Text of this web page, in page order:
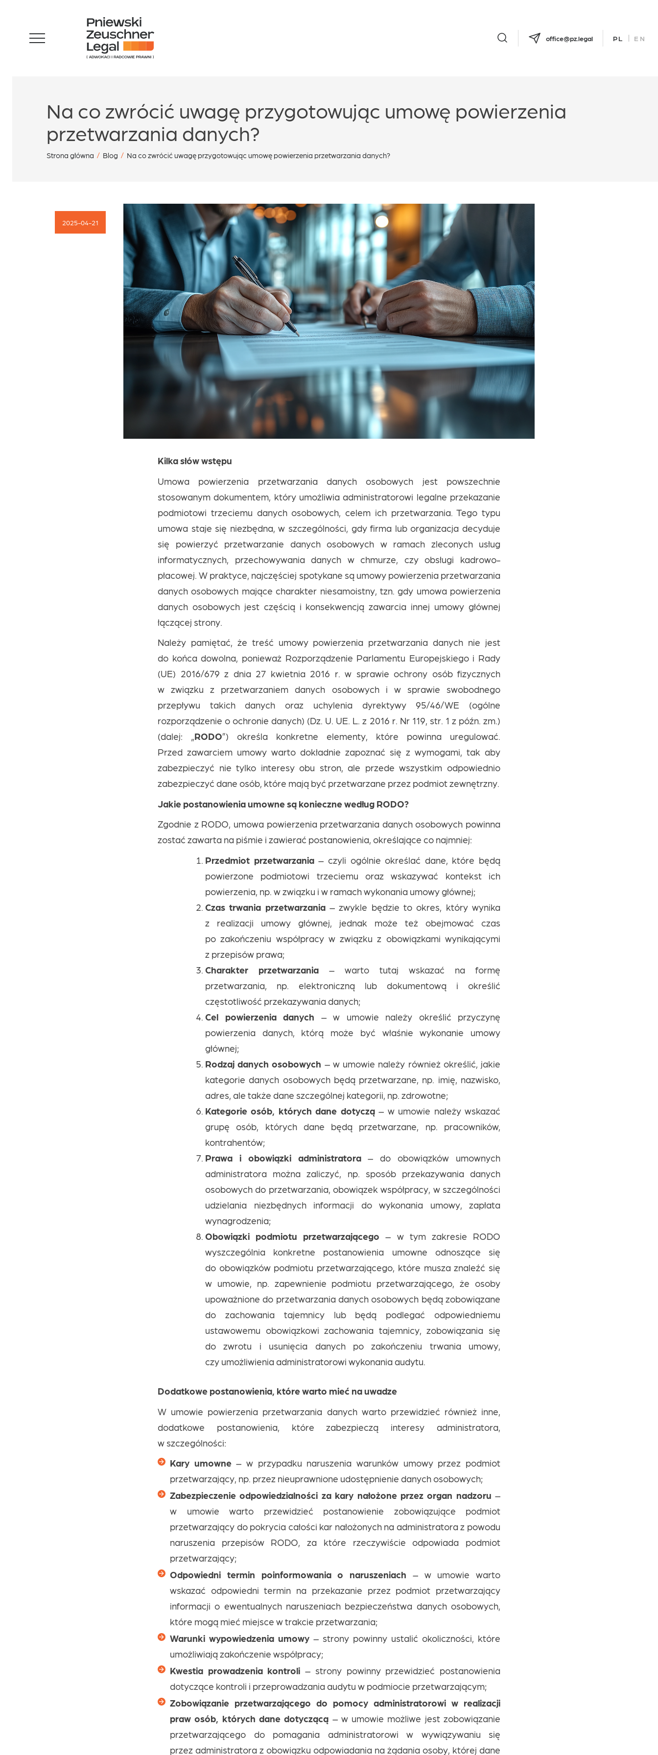
content
Sukcesy
Blog
Aktualności
office@pz.legal PL EN
Na co zwrócić uwagę przygotowując umowę powierzenia
przetwarzania danych?
Strona główna / Blog / Na co zwrócić uwagę przygotowując umowę powierzenia przetwarzania danych?
2025-04-21
Kilka słów wstępu
Umowa powierzenia przetwarzania danych osobowych jest powszechnie
stosowanym dokumentem, który umożliwia administratorowi legalne przekazanie
podmiotowi trzeciemu danych osobowych, celem ich przetwarzania. Tego typu
umowa staje się niezbędna, w szczególności, gdy firma lub organizacja decyduje
się powierzyć przetwarzanie danych osobowych w ramach zleconych usług
informatycznych, przechowywania danych w chmurze, czy obsługi kadrowo-
płacowej. W praktyce, najczęściej spotykane są umowy powierzenia przetwarzania
danych osobowych mające charakter niesamoistny, tzn. gdy umowa powierzenia
danych osobowych jest częścią i konsekwencją zawarcia innej umowy głównej
łączącej strony.
Należy pamiętać, że treść umowy powierzenia przetwarzania danych nie jest
do końca dowolna, ponieważ Rozporządzenie Parlamentu Europejskiego i Rady
(UE) 2016/679 z dnia 27 kwietnia 2016 r. w sprawie ochrony osób fizycznych
w związku z przetwarzaniem danych osobowych i w sprawie swobodnego
przepływu takich danych oraz uchylenia dyrektywy 95/46/WE (ogólne
rozporządzenie o ochronie danych) (Dz. U. UE. L. z 2016 r. Nr 119, str. 1 z późn. zm.)
(dalej: „ RODO”) określa konkretne elementy, które powinna uregulować.
Przed zawarciem umowy warto dokładnie zapoznać się z wymogami, tak aby
zabezpieczyć nie tylko interesy obu stron, ale przede wszystkim odpowiednio
zabezpieczyć dane osób, które mają być przetwarzane przez podmiot zewnętrzny.
Jakie postanowienia umowne są konieczne według RODO?
Zgodnie z RODO, umowa powierzenia przetwarzania danych osobowych powinna
zostać zawarta na piśmie i zawierać postanowienia, określające co najmniej:
Przedmiot przetwarzania– czyli ogólnie określać dane, które będą
powierzone podmiotowi trzeciemu oraz wskazywać kontekst ich
powierzenia, np. w związku i w ramach wykonania umowy głównej;
Czas trwania przetwarzania – zwykle będzie to okres, który wynika
z realizacji umowy głównej, jednak może też obejmować czas
po zakończeniu współpracy w związku z obowiązkami wynikającymi
z przepisów prawa;
Charakter przetwarzania – warto tutaj wskazać na formę
przetwarzania, np. elektroniczną lub dokumentową i określić
częstotliwość przekazywania danych;
Cel powierzenia danych – w umowie należy określić przyczynę
powierzenia danych, którą może być właśnie wykonanie umowy
głównej;
Rodzaj danych osobowych – w umowie należy również określić, jakie
kategorie danych osobowych będą przetwarzane, np. imię, nazwisko,
adres, ale także dane szczególnej kategorii, np. zdrowotne;
Kategorie osób, których dane dotyczą– w umowie należy wskazać
grupę osób, których dane będą przetwarzane, np. pracowników,
kontrahentów;
Prawa i obowiązki administratora– do obowiązków umownych
administratora można zaliczyć, np. sposób przekazywania danych
osobowych do przetwarzania, obowiązek współpracy, w szczególności
udzielania niezbędnych informacji do wykonania umowy, zapłata
wynagrodzenia;
Obowiązki podmiotu przetwarzającego– w tym zakresie RODO
wyszczególnia konkretne postanowienia umowne odnoszące się
do obowiązków podmiotu przetwarzającego, które musza znaleźć się
w umowie, np. zapewnienie podmiotu przetwarzającego, że osoby
upoważnione do przetwarzania danych osobowych będą zobowiązane
do zachowania tajemnicy lub będą podlegać odpowiedniemu
ustawowemu obowiązkowi zachowania tajemnicy, zobowiązania się
do zwrotu i usunięcia danych po zakończeniu trwania umowy,
czy umożliwienia administratorowi wykonania audytu.
Dodatkowe postanowienia, które warto mieć na uwadze
W umowie powierzenia przetwarzania danych warto przewidzieć również inne,
dodatkowe postanowienia, które zabezpieczą interesy administratora,
w szczególności:
Kary umowne– w przypadku naruszenia warunków umowy przez podmiot
przetwarzający, np. przez nieuprawnione udostępnienie danych osobowych;
Zabezpieczenie odpowiedzialności za kary nałożone przez organ nadzoru –
w umowie warto przewidzieć postanowienie zobowiązujące podmiot
przetwarzający do pokrycia całości kar nałożonych na administratora z powodu
naruszenia przepisów RODO, za które rzeczywiście odpowiada podmiot
przetwarzający;
Odpowiedni termin poinformowania o naruszeniach – w umowie warto
wskazać odpowiedni termin na przekazanie przez podmiot przetwarzający
informacji o ewentualnych naruszeniach bezpieczeństwa danych osobowych,
które mogą mieć miejsce w trakcie przetwarzania;
Warunki wypowiedzenia umowy – strony powinny ustalić okoliczności, które
umożliwiają zakończenie współpracy;
Kwestia prowadzenia kontroli – strony powinny przewidzieć postanowienia
dotyczące kontroli i przeprowadzania audytu w podmiocie przetwarzającym;
Zobowiązanie przetwarzającego do pomocy administratorowi w realizacji
praw osób, których dane dotyczącą – w umowie możliwe jest zobowiązanie
przetwarzającego do pomagania administratorowi w wywiązywaniu się
przez administratora z obowiązku odpowiadania na żądania osoby, której dane